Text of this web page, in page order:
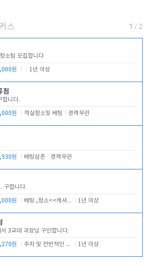
스 1 / 2
소팀 모집합니다
원 1년 이상
점
합니다.
원 객실청소및 베팅 경력무관
원 베팅삼촌 경력무관
구합니다.
원 베팅.,청소<<캐셔 모셔봅니다. 1년 이상
3교대 과장님 구인합니다.
원 주차 및 전반적인 당번업무 1년 이상